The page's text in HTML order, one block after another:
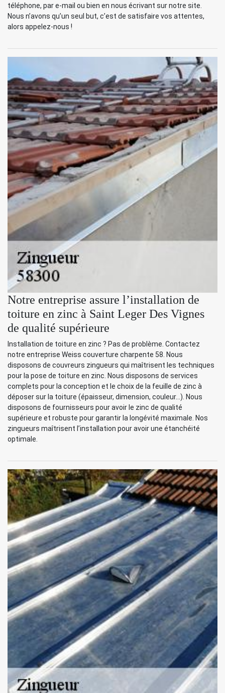
téléphone, par e-mail ou bien en nous écrivant sur notre site.
Nous n’avons qu’un seul but, c’est de satisfaire vos attentes,
alors appelez-nous !
Notre entreprise assure l’installation de
toiture en zinc à Saint Leger Des Vignes
de qualité supérieure
Installation de toiture en zinc ? Pas de problème. Contactez
notre entreprise Weiss couverture charpente 58. Nous
disposons de couvreurs zingueurs qui maîtrisent les techniques
pour la pose de toiture en zinc. Nous disposons de services
complets pour la conception et le choix de la feuille de zinc à
déposer sur la toiture (épaisseur, dimension, couleur…). Nous
disposons de fournisseurs pour avoir le zinc de qualité
supérieure et robuste pour garantir la longévité maximale. Nos
zingueurs maîtrisent l’installation pour avoir une étanchéité
optimale.